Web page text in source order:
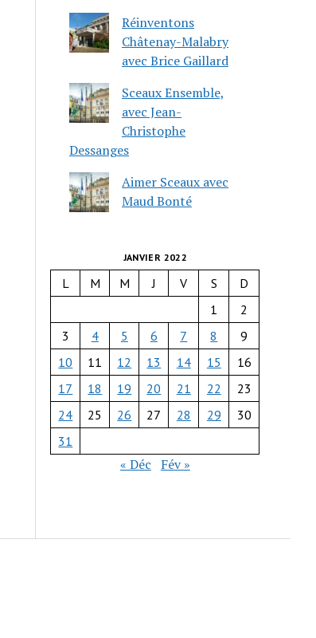
Réinventons
Châtenay-Malabry
avec Brice Gaillard
Sceaux Ensemble,
avec Jean-
Christophe
Dessanges
Aimer Sceaux avec
Maud Bonté
JANVIER 2022
L M M J V S
D
1
2
3
4 5 6 7 8
9
10
11 12 13 14 15
16
17
18 19 20 21 22
23
24
25 26 27 28 29
30
31
« Déc Fév »